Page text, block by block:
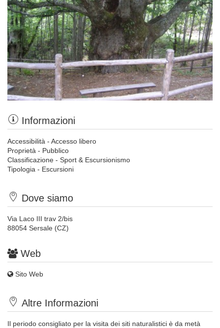
Informazioni
Accessibilità - Accesso libero
Proprietà - Pubblico
Classificazione - Sport & Escursionismo
Tipologia - Escursioni
Dove siamo
Via Laco III trav 2/bis
88054 Sersale (CZ)
Web
Sito Web
Altre Informazioni
Il periodo consigliato per la visita dei siti naturalistici è da metà